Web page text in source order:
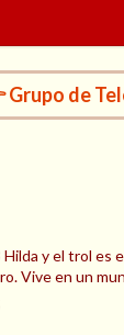
de
y el trol es
Vive en un